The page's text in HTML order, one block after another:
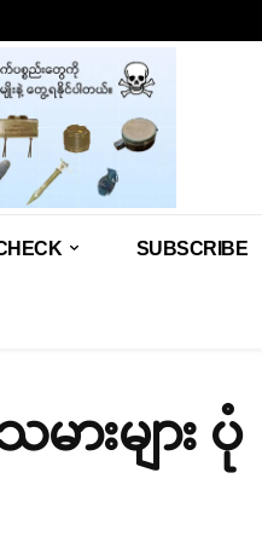
SUBSCRIBE
းများ ပုံ